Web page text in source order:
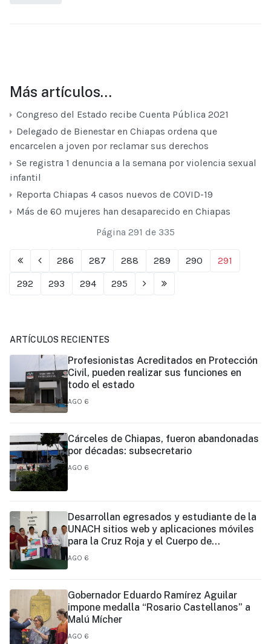
Más artículos…
Congreso del Estado recibe Cuenta Pública 2021
Delegado de Bienestar en Chiapas ordena que
encarcelen a joven por reclamar sus derechos
Se registra 1 denuncia a la semana por violencia sexual
infantil
Reporta Chiapas 4 casos nuevos de COVID-19
Más de 60 mujeres han desaparecido en Chiapas
Página 291 de 335
286 287 288 289 290
291
292
293 294 295
ARTÍCULOS RECIENTES
Profesionistas Acreditados en Protección
Civil, pueden realizar sus funciones en
todo el estado
AGO 6
Cárceles de Chiapas, fueron abandonadas
por décadas: subsecretario
AGO 6
Desarrollan egresados y estudiante de la
UNACH sitios web y aplicaciones móviles
para la Cruz Roja y el Cuerpo de
Bomberos de Tapachula
AGO 6
Gobernador Eduardo Ramírez Aguilar
impone medalla “Rosario Castellanos” a
Malú Mícher
AGO 6